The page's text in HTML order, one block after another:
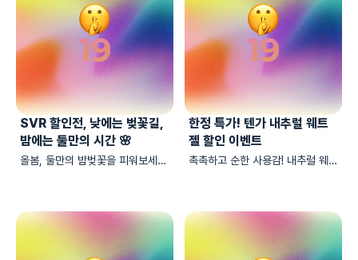
SVR 할인전, 낮에는 벚꽃길,
밤에는 둘만의 시간 🌸
올봄, 둘만의 밤벚꽃을 피워보세요
한정 특가! 텐가 내추럴 웨트
젤 할인 이벤트
촉촉하고 순한 사용감! 내추럴 웨트